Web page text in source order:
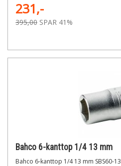
231,-
395,00 SPAR 41%
Bahco 6-kanttop 1/4 13 mm
Bahco 6-kanttop 1/4 13 mm SBS60-13